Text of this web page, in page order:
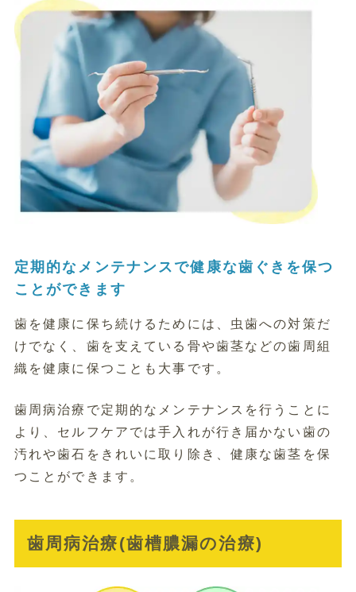
定期的なメンテナンスで健康な歯ぐきを保つ
ことができます
歯を健康に保ち続けるためには、虫歯への対策だ
けでなく、歯を支えている骨や歯茎などの歯周組
織を健康に保つことも大事です。
歯周病治療で定期的なメンテナンスを行うことに
より、セルフケアでは手入れが行き届かない歯の
汚れや歯石をきれいに取り除き、健康な歯茎を保
つことができます。
歯周病治療(歯槽膿漏の治療)